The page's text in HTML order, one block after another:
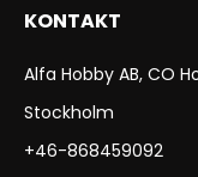
KONTAKT
Alfa Hobby AB, CO
Stockholm
+46-868459092